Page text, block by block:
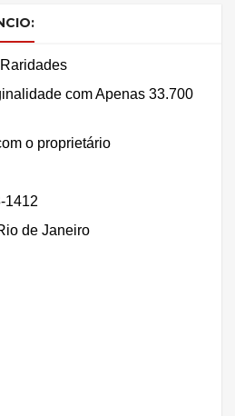
com Apenas 33.700
o proprietário
1412
de Janeiro